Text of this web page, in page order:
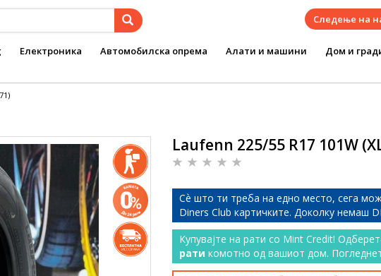
Следење на
Електроника Автомобилска опрема Алати и машини Дом и
Laufenn 225/55 R17 101W
Сѐ што ти треба на едно место, сега
Diners Club картичките. Доколку немаш
Купувајте на рати со Mint Credit!
рати комотно од вашиот дом.